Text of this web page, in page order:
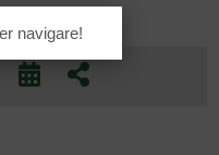
navigare!